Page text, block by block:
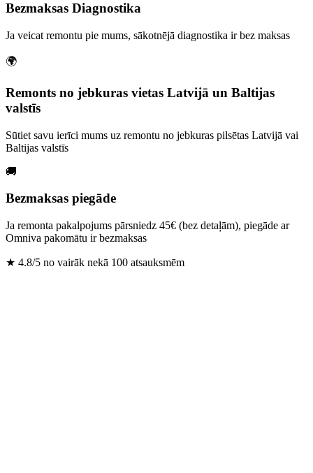
Bezmaksas Diagnostika
Ja veicat remontu pie mums, sākotnējā diagnostika ir bez maksas
🌍
Remonts no jebkuras vietas Latvijā un Baltijas
valstīs
Sūtiet savu ierīci mums uz remontu no jebkuras pilsētas Latvijā vai
Baltijas valstīs
🚚
Bezmaksas piegāde
Ja remonta pakalpojums pārsniedz 45€ (bez detaļām), piegāde ar
Omniva pakomātu ir bezmaksas
★ 4.8/5 no vairāk nekā 100 atsauksmēm